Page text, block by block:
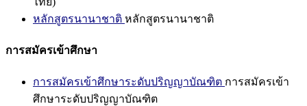
หลักสูตรนานาชาติ หลักสูตรนานาชาติ
การสมัครเข้าศึกษา
การสมัครเข้าศึกษาระดับปริญญาบัณฑิต การสมัครเข้า
ศึกษาระดับปริญญาบัณฑิต